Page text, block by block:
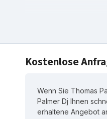
Kostenlose
Wenn Sie Thomas
Palmer Dj Ihnen
erhaltene Angebot